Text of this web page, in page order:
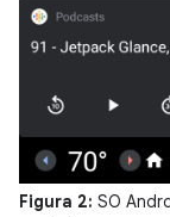
Figura 2: SO